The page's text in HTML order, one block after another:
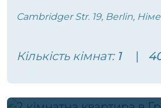
Cambridger Str. 19, Berlin,
Кількість кімнат: 1